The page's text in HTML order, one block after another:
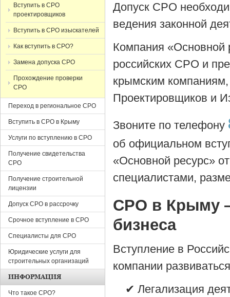
Допуск СРО
ведения законной
Компания «Основной
российских СРО и
крымским
Проектировщиков и
Звоните по телефону
об официальном
«Основной ресурс»
специалистами,
СРО в Крыму
бизнеса
Вступление в
компании
✔ Легализация
Вступить в СРО
проектировщиков
Вступить в СРО изыскателей
Как вступить в СРО?
Замена допуска СРО
Прохождение проверки
СРО
Переход в региональное СРО
Вступить в СРО в Крыму
Услуги по вступлению в СРО
Получение свидетельства
СРО
Получение строительной
лицензии
Допуск СРО в рассрочку
Срочное вступление в СРО
Специалисты для СРО
Юридические услуги для
строительных организаций
ИНФОРМАЦИЯ
Что такое СРО?